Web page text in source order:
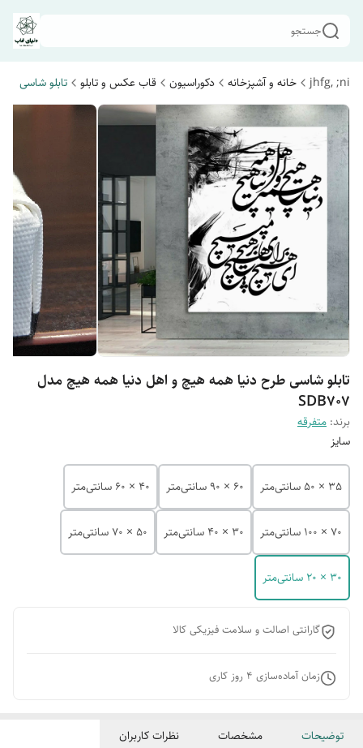
جستجو
jhfg, ;ni خانه و آشپزخانه دکوراسیون قاب عکس و تابلو تابلو شاسی
تابلو شاسی طرح دنیا همه هیچ و اهل دنیا همه هیچ مدل
SDB707
برند: متفرقه
سایز
35 × 50 سانتی‌متر 60 × 90 سانتی‌متر 40 × 60 سانتی‌متر
70 × 100 سانتی‌متر 30 × 40 سانتی‌متر 50 × 70 سانتی‌متر
30 × 20 سانتی‌متر
گارانتی اصالت و سلامت فیزیکی کالا
زمان آماده‌سازی 4 روز کاری
توضیحات مشخصات نظرات کاربران